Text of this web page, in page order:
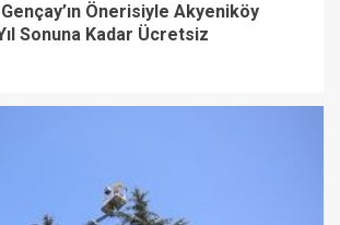
Önerisiyle Akyeniköy
Sonuna Kadar Ücretsiz